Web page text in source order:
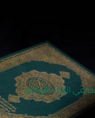
الرجاء التواصل